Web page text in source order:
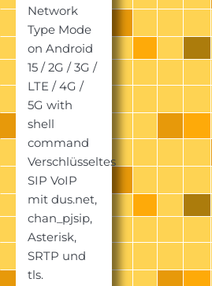
Network
Type Mode
on Android
15 / 2G / 3G /
LTE / 4G /
5G with
shell
command
Verschlüsseltes
SIP VoIP
mit dus.net,
chan_pjsip,
Asterisk,
SRTP und
tls.